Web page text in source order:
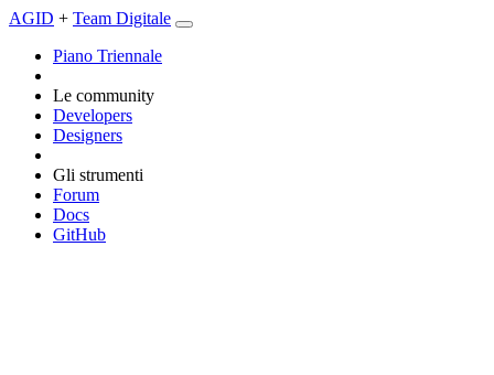
AGID + Team Digitale
Piano Triennale
Le community
Developers
Designers
Gli strumenti
Forum
Docs
GitHub